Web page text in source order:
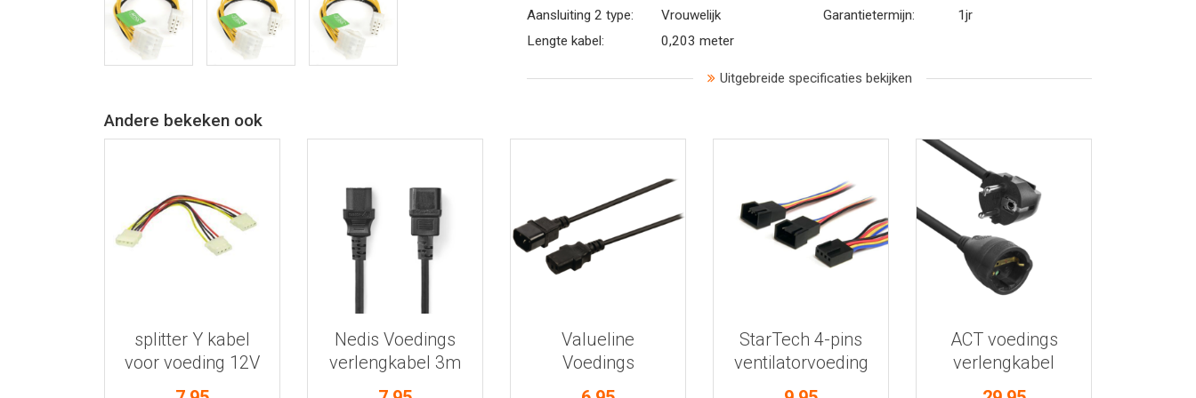
Aansluiting 2 type:
Vrouwelijk
Lengte kabel:
0,203 meter
Garantietermijn:
1jr
Uitgebreide specificaties bekijken
Andere bekeken ook
Bekijk meer informatie
splitter Y kabel
voor voeding 12V
Bekijk meer informatie
Nedis Voedings
verlengkabel 3m
Bekijk meer informatie
Valueline
Voedings
verlengkabel 1,5m
Bekijk meer informatie
StarTech 4-pins
ventilatorvoeding
adapter
Bekijk meer informatie
ACT voedings
verlengkabel
haaks 10m